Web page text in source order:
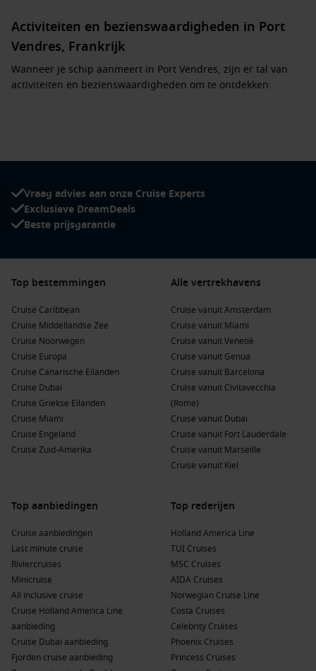
Activiteiten en bezienswaardigheden in Port
Vendres, Frankrijk
Wanneer je schip aanmeert in Port Vendres, zijn er tal van
activiteiten en bezienswaardigheden om te ontdekken:
prachtige jachten terwijl je langs de promenade wandelt.
Geniet van de lokale keuken: Proef verse zeevruchten en
regionale specialiteiten in een van de gezellige restaurants
Ontdek de natuur: Maak een korte wandeling naar de
natuurgebied van de Pyreneeën.
Bezoek het Fort de la République: Dit historische fort uit de
17e eeuw biedt een prachtig uitzicht op de haven en de
omgeving.
Buienhavens voor en na Port Vendres,
Frankrijk
Tijdens je cruise naar Port Vendres kun je andere
interessante havens bezoeken:
: Deze dynamische stad combineert
de Hassan II-moskee en het historische medina.
bekend om zijn stranden, kunstcollecties en het oude
kasteel, Alcazaba.
La Valletta
: De hoofdstad van Malta, met een rijke
geschiedenis en prachtige architectuur, ideaal voor een
korte stadsverkenning.
Vraag advies aan onze Cruise Experts
Exclusieve DreamDeals
Beste prijsgarantie
Top bestemmingen
Cruise Caribbean
Cruise Middellandse Zee
Cruise Noorwegen
Cruise Europa
Cruise Canarische Eilanden
Cruise Dubai
Cruise Griekse Eilanden
Cruise Miami
Cruise Engeland
Cruise Zuid-Amerika
Alle vertrekhavens
Cruise vanuit Amsterdam
Cruise vanuit Miami
Cruise vanuit Venetië
Cruise vanuit Genua
Cruise vanuit Barcelona
Cruise vanuit Civitavecchia
(Rome)
Cruise vanuit Dubai
Cruise vanuit Fort Lauderdale
Cruise vanuit Marseille
Cruise vanuit Kiel
Top aanbiedingen
Cruise aanbiedingen
Last minute cruise
Riviercruises
Minicruise
All inclusive cruise
Cruise Holland America Line
aanbieding
Cruise Dubai aanbieding
Fjorden cruise aanbieding
Top rederijen
Holland America Line
TUI Cruises
MSC Cruises
AIDA Cruises
Norwegian Cruise Line
Costa Cruises
Celebrity Cruises
Phoenix Cruises
Princess Cruises